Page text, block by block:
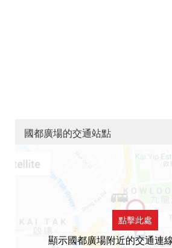
國都廣場的交通站點
點擊此處
顯示國都廣場附近的交通連